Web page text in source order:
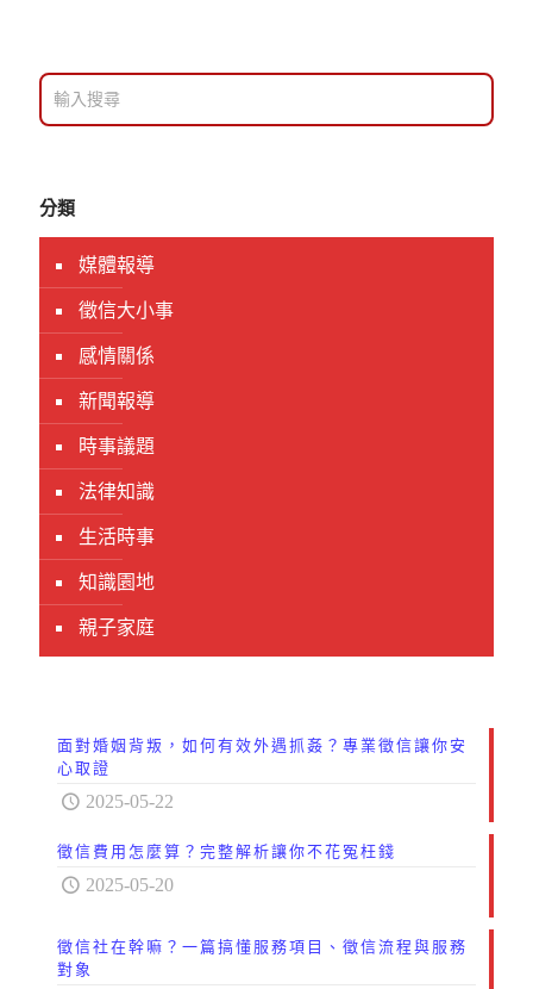
分類
媒體報導
徵信大小事
感情關係
新聞報導
時事議題
法律知識
生活時事
知識園地
親子家庭
面對婚姻背叛，如何有效外遇抓姦？專業徵信讓你安
心取證
2025-05-22
徵信費用怎麼算？完整解析讓你不花冤枉錢
2025-05-20
徵信社在幹嘛？一篇搞懂服務項目、徵信流程與服務
對象